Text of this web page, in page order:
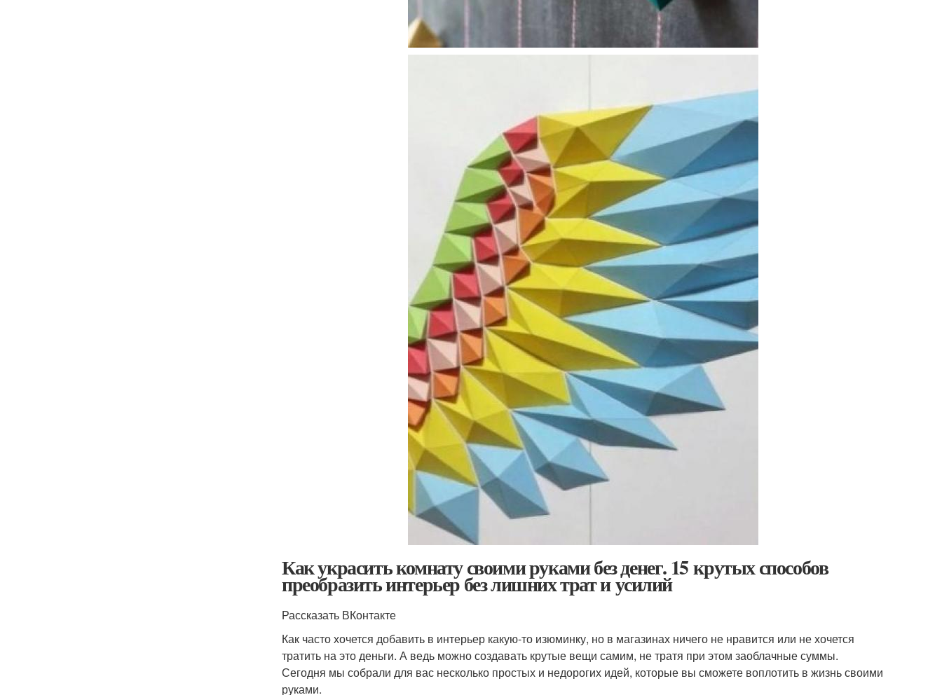
Как украсить комнату своими руками без денег. 15 крутых способов
преобразить интерьер без лишних трат и усилий
Рассказать ВКонтакте
Как часто хочется добавить в интерьер какую-то изюминку, но в магазинах ничего не нравится или не хочется
тратить на это деньги. А ведь можно создавать крутые вещи самим, не тратя при этом заоблачные суммы.
Сегодня мы собрали для вас несколько простых и недорогих идей, которые вы сможете воплотить в жизнь своими
руками.